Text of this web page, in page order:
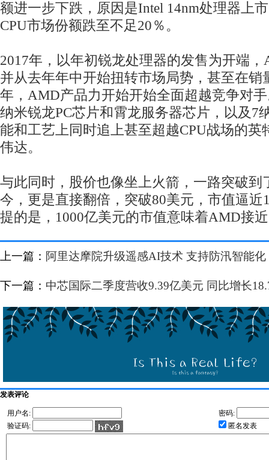
额进一步下跌，原因是Intel 14nm处理器上
CPU市场份额跌至不足20％。
2017年，以年初锐龙处理器的发售为开端
并从去年年中开始扭转市场局势，甚至在销
年，AMD产品力开始开始全面超越竞争对
纳米锐龙PC芯片和霄龙服务器芯片，以及7
能和工艺上同时追上甚至超越CPU战场的英
伟达。
与此同时，股价也像坐上火箭，一路突破到
今，更是直接翻倍，突破80美元，市值逼近
提的是，1000亿美元的市值意味着AMD接
上一篇： 阿里达摩院升级遥感AI技术 支持防汛智能化
下一篇： 中芯国际二季度营收9.39亿美元 同比增长
发表评论
用户名:
密码:
验证码:
匿名发表